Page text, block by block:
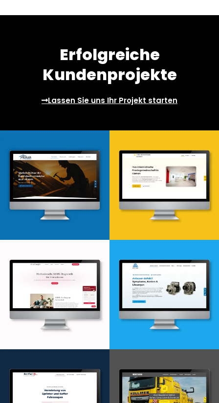
Erfolgreiche
Kundenprojekte
Lassen Sie uns Ihr Projekt starten
Webdesign & -entwicklung Webdesign & -entwicklung
Webdesign & -entwicklung Webdesign & -entwicklung